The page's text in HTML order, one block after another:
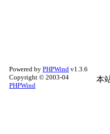
Powered by PHPWind v1.3.6
Copyright © 2003-04
PHPWind
本